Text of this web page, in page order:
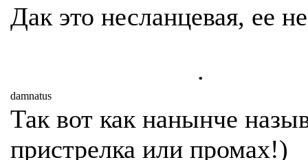
Дак это несланцевая, ее
.
damnatus
Так вот как нанынче
пристрелка или промах!)